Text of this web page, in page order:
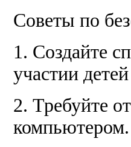
Советы по
1. Создайте
участии
2. Требуйте
компьютером.